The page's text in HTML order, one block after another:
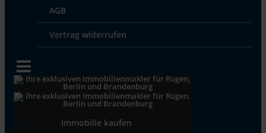
AGB
Vertrag widerrufen
Immobilie kaufen